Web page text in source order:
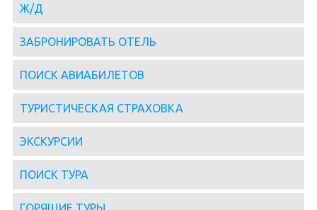
Ж/Д
ЗАБРОНИРОВАТЬ ОТЕЛЬ
ПОИСК АВИАБИЛЕТОВ
ТУРИСТИЧЕСКАЯ СТРАХОВКА
ЭКСКУРСИИ
ПОИСК ТУРА